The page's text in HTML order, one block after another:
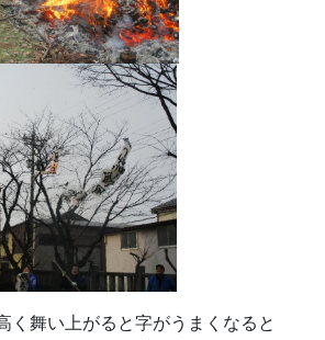
く舞い上がると字がうまくなると